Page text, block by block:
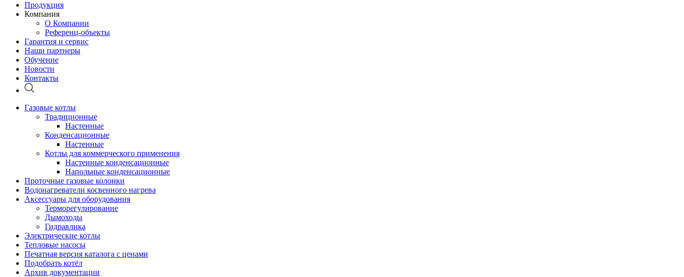
Продукция
Компания
О Компании
Референц-объекты
Гарантия и сервис
Наши партнеры
Обучение
Новости
Контакты
Газовые котлы
Традиционные
Настенные
Конденсационные
Настенные
Котлы для коммерческого применения
Настенные конденсационные
Напольные конденсационные
Проточные газовые колонки
Водонагреватели косвенного нагрева
Аксессуары для оборудования
Терморегулирование
Дымоходы
Гидравлика
Электрические котлы
Тепловые насосы
Печатная версия каталога с ценами
Подобрать котёл
Архив документации